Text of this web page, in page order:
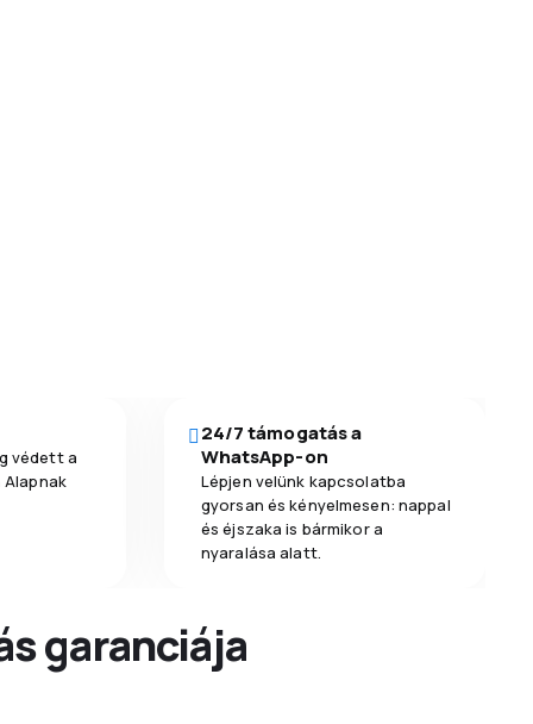
védett a
24/7 támogatás a
WhatsApp-on
Lépjen velünk kapcsolatba
gyorsan és kényelmesen: nappal
és éjszaka is bármikor a
nyaralása alatt.
garanciája